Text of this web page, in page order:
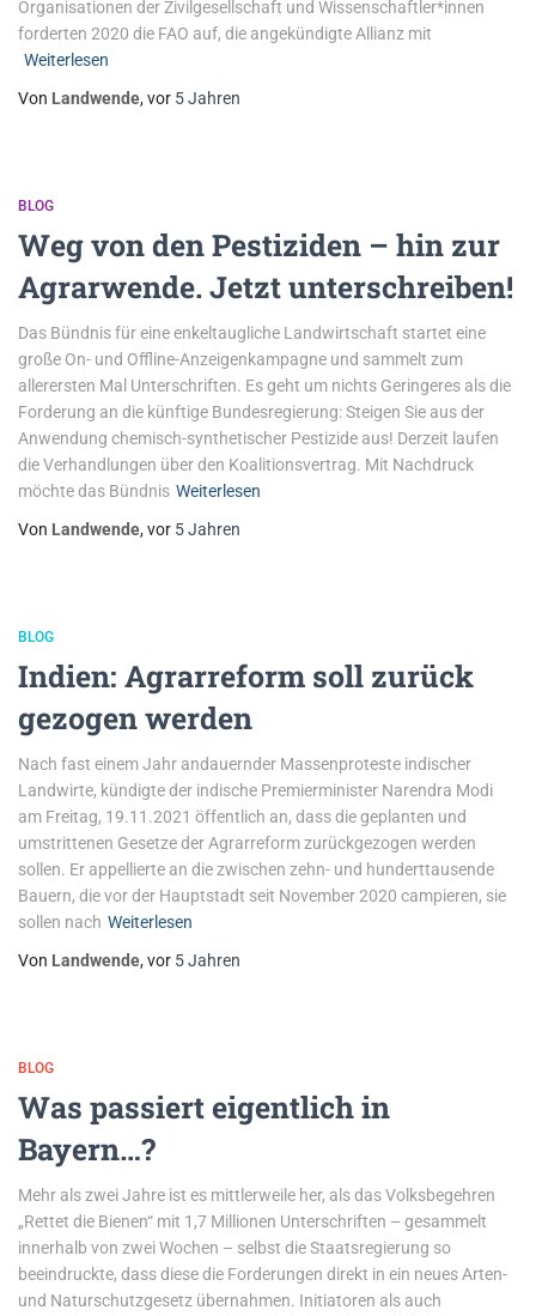
Organisationen der Zivilgesellschaft und Wissenschaftler*innen
forderten 2020 die FAO auf, die angekündigte Allianz mit
Weiterlesen
Von Landwende, vor 5 Jahren
BLOG
Weg von den Pestiziden – hin zur
Agrarwende. Jetzt unterschreiben!
Das Bündnis für eine enkeltaugliche Landwirtschaft startet eine
große On- und Offline-Anzeigenkampagne und sammelt zum
allerersten Mal Unterschriften. Es geht um nichts Geringeres als die
Forderung an die künftige Bundesregierung: Steigen Sie aus der
Anwendung chemisch-synthetischer Pestizide aus! Derzeit laufen
die Verhandlungen über den Koalitionsvertrag. Mit Nachdruck
möchte das Bündnis Weiterlesen
Von Landwende, vor 5 Jahren
BLOG
Indien: Agrarreform soll zurück
gezogen werden
Nach fast einem Jahr andauernder Massenproteste indischer
Landwirte, kündigte der indische Premierminister Narendra Modi
am Freitag, 19.11.2021 öffentlich an, dass die geplanten und
umstrittenen Gesetze der Agrarreform zurückgezogen werden
sollen. Er appellierte an die zwischen zehn- und hunderttausende
Bauern, die vor der Hauptstadt seit November 2020 campieren, sie
sollen nach Weiterlesen
Von Landwende, vor 5 Jahren
BLOG
Was passiert eigentlich in
Bayern…?
Mehr als zwei Jahre ist es mittlerweile her, als das Volksbegehren
„Rettet die Bienen“ mit 1,7 Millionen Unterschriften – gesammelt
innerhalb von zwei Wochen – selbst die Staatsregierung so
beeindruckte, dass diese die Forderungen direkt in ein neues Arten-
und Naturschutzgesetz übernahmen. Initiatoren als auch